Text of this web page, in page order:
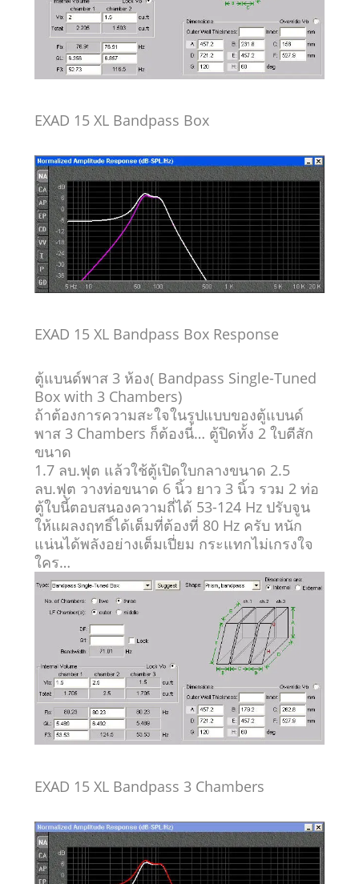
EXAD 15 XL Bandpass Box
EXAD 15 XL Bandpass Box Response
ตู้แบนด์พาส 3 ห้อง( Bandpass Single-Tuned
Box with 3 Chambers)
ถ้าต้องการความสะใจในรูปแบบของตู้แบนด์
พาส 3 Chambers ก็ต้องนี่… ตู้ปิดทั้ง 2 ใบตีสัก
ขนาด
1.7 ลบ.ฟุต แล้วใช้ตู้เปิดใบกลางขนาด 2.5
ลบ.ฟุต วางท่อขนาด 6 นิ้ว ยาว 3 นิ้ว รวม 2 ท่อ
ตู้ใบนี้ตอบสนองความถี่ได้ 53-124 Hz ปรับจูน
ให้แผลงฤทธิ์ได้เต็มที่ต้องที่ 80 Hz ครับ หนัก
แน่นได้พลังอย่างเต็มเปี่ยม กระแทกไม่เกรงใจ
ใคร…
EXAD 15 XL Bandpass 3 Chambers